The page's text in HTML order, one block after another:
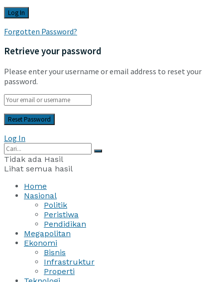
Forgotten Password?
Retrieve your password
Please enter your username or email address to reset your
password.
Log In
Tidak ada Hasil
Lihat semua hasil
Home
Nasional
Politik
Peristiwa
Pendidikan
Megapolitan
Ekonomi
Bisnis
Infrastruktur
Properti